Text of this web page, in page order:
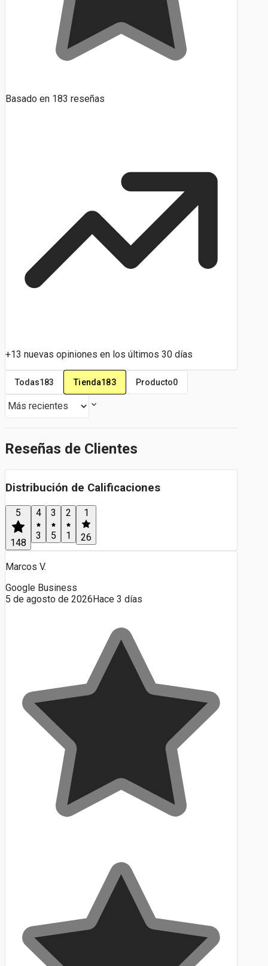
Basado en 183 reseñas
+13 nuevas opiniones en los últimos 30 días
Todas183 Tienda183 Producto0
Reseñas de Clientes
Distribución de Calificaciones
5
148
4
3
3
5
2
1
1
26
Marcos V.
Google Business
5 de agosto de 2026 Hace 3 días